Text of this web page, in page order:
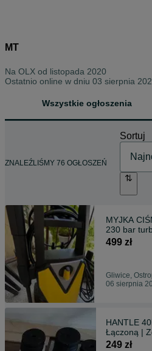
MT
Na OLX od listopada 2020
Ostatnio online w dniu 03 sierpnia
Wszystkie ogłoszenia
ZNALEŹLIŚMY 76 OGŁOSZEŃ
Sortuj
MYJKA
230 bar
499 zł
Gliwice,
06 sierpnia
HANTLE
Łączoną |
2x20kg
249 zł